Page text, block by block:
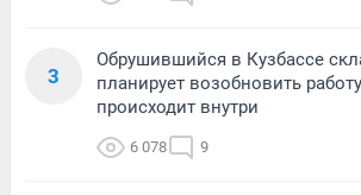
3
Обрушившийся в Кузбассе
планирует возобновить
происходит внутри
6 078 9